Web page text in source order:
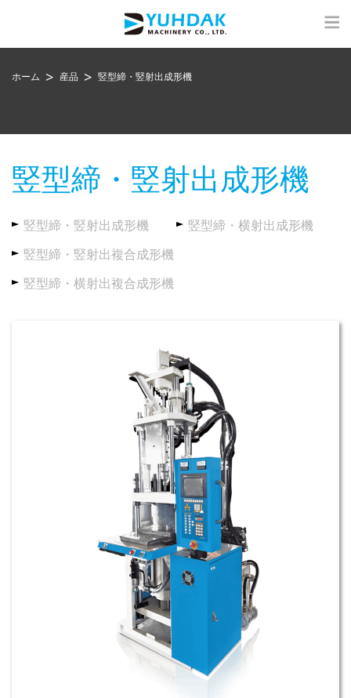
ホーム 産品 竪型締・竪射出成形機
竪型締・竪射出成形機
竪型締・竪射出成形機
竪型締・横射出成形機
竪型締・竪射出複合成形機
竪型締・横射出複合成形機